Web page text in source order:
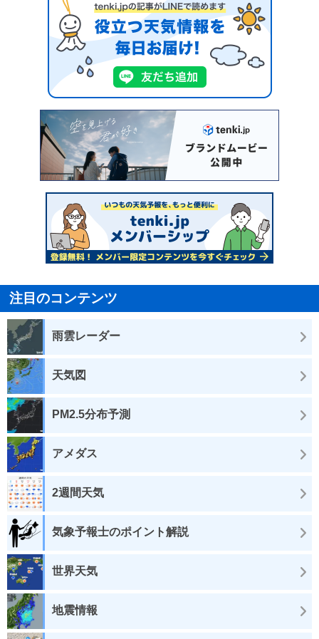
注目のコンテンツ
雨雲レーダー
天気図
PM2.5分布予測
アメダス
2週間天気
気象予報士のポイント解説
世界天気
地震情報